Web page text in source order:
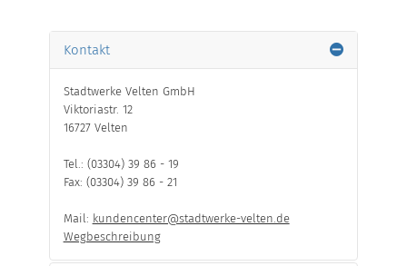
Kontakt
Stadtwerke Velten GmbH
Viktoriastr. 12
16727 Velten
Tel.: (03304) 39 86 - 19
Fax: (03304) 39 86 - 21
Mail: kundencenter@stadtwerke-velten.de
Wegbeschreibung